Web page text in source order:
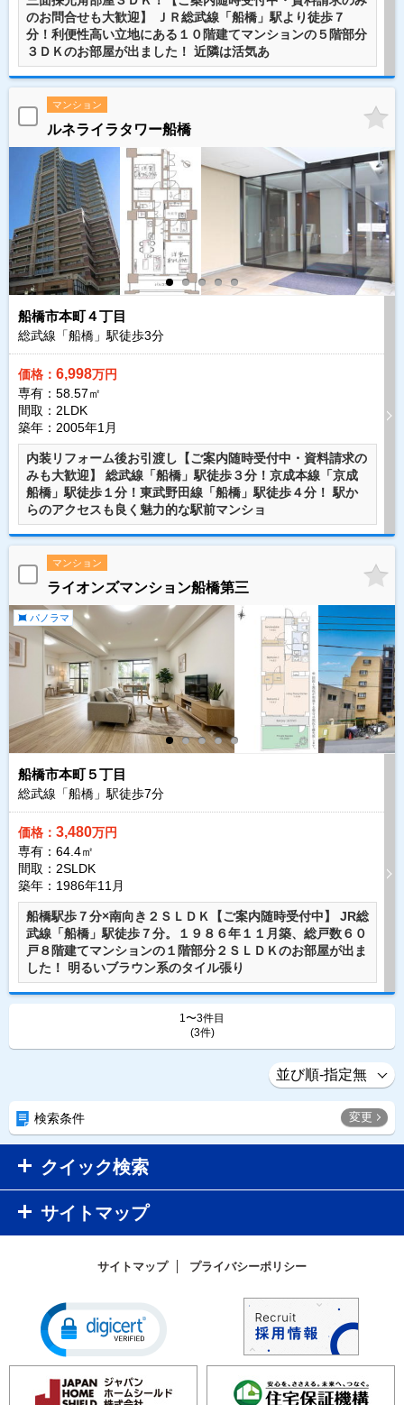
のお問合せも大歓迎】 ＪＲ総武線「船橋」駅より徒歩７
分！利便性高い立地にある１０階建てマンションの５階部分
３ＤＫのお部屋が出ました！ 近隣は活気あ
マンション
ルネライラタワー船橋
船橋市本町４丁目
総武線「船橋」駅徒歩3分
価格： 6,998万円
専有：58.57㎡
間取：2LDK
築年：2005年1月
内装リフォーム後お引渡し【ご案内随時受付中・資料請求の
みも大歓迎】 総武線「船橋」駅徒歩３分！京成本線「京成
船橋」駅徒歩１分！東武野田線「船橋」駅徒歩４分！ 駅か
らのアクセスも良く魅力的な駅前マンショ
マンション
ライオンズマンション船橋第三
パノラマ
船橋市本町５丁目
総武線「船橋」駅徒歩7分
価格： 3,480万円
専有：64.4㎡
間取：2SLDK
築年：1986年11月
船橋駅歩７分×南向き２ＳＬＤＫ【ご案内随時受付中】 JR総
武線「船橋」駅徒歩７分。１９８６年１１月築、総戸数６０
戸８階建てマンションの１階部分２ＳＬＤＫのお部屋が出ま
した！ 明るいブラウン系のタイル張り
1〜3件目
(3件)
検索条件 変更
クイック検索
サイトマップ
サイトマップ プライバシーポリシー